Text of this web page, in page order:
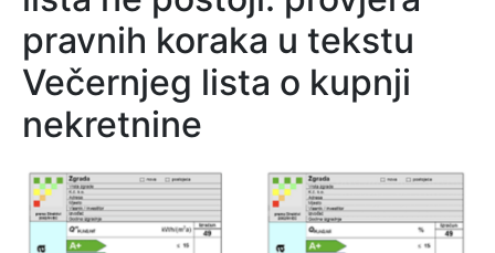
pravnih koraka u tekstu
Večernjeg lista o kupnji
nekretnine